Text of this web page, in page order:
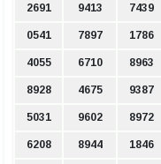
2691 9413 7439
0541 7897 1786
4055 6710 8963
8928 4675 9387
5031 9602 8972
6208 8944 1846